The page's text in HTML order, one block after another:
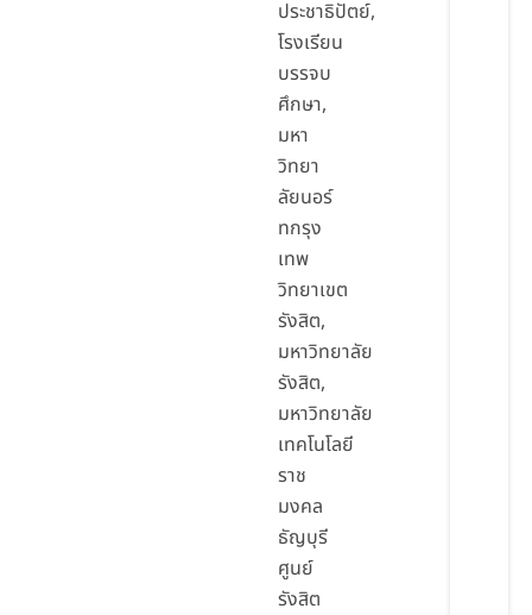
ประชาธิปัตย์,
โรงเรียน
บรรจบ
ศึกษา,
มหา
วิทยา
ลัยนอร์
ทกรุง
เทพ
วิทยาเขต
รังสิต,
มหาวิทยาลัย
รังสิต,
มหาวิทยาลัย
เทคโนโลยี
ราช
มงคล
ธัญบุรี
ศูนย์
รังสิต